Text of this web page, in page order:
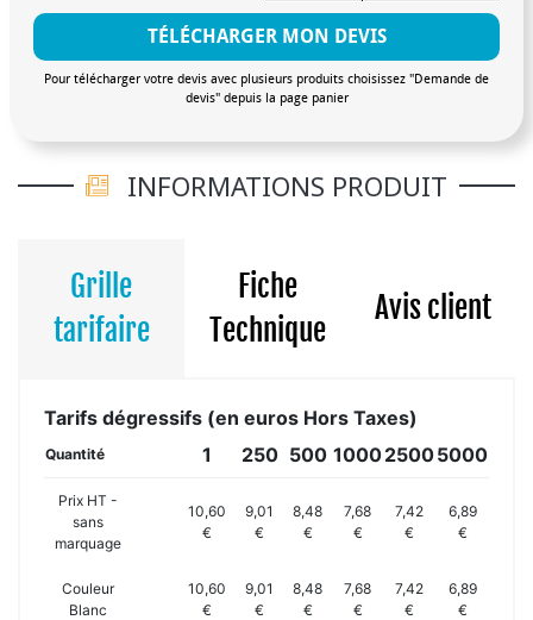
TÉLÉCHARGER MON DEVIS
Pour télécharger votre devis avec plusieurs produits choisissez "Demande de
devis" depuis la page panier
INFORMATIONS PRODUIT
Grille
tarifaire
Fiche
Technique
Avis client
Tarifs dégressifs (en euros Hors Taxes)
Quantité 1 250 500 100025005000
Prix HT -
sans
marquage
10,60
€
9,01
€
8,48
€
7,68
€
7,42
€
6,89
€
Couleur
Blanc
10,60
€
9,01
€
8,48
€
7,68
€
7,42
€
6,89
€